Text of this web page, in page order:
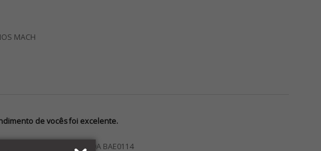
MACH
de vocês foi excelente.
100~240VAC 24VCC 20A BAE0114